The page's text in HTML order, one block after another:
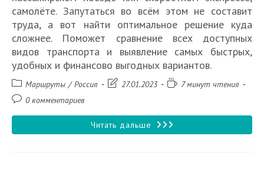
самолёте. Запутаться во всём этом не составит
труда, а вот найти оптимальное решение куда
сложнее. Поможет сравнение всех доступных
видов транспорта и выявление самых быстрых,
удобных и финансово выгодных вариантов.
Рубрика
записи:
Маршруты / Россия
Запись27.01.2023
Время7 минут чтения
Комментарии
0 комментариев
Читать дальше Как